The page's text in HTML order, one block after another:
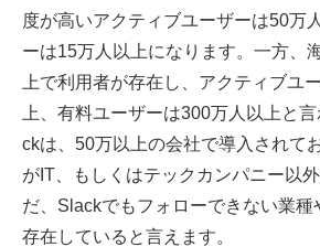
度が高いアクティブユーザーは50万
ーは15万人以上になります。一方、
上で利用者が存在し、アクティブユ
上、有料ユーザーは300万人以上と
ckは、50万以上の会社で導入されて
がIT、もしくはテックカンパニー以
だ、Slackでもフォローできない業
存在していると言えます。